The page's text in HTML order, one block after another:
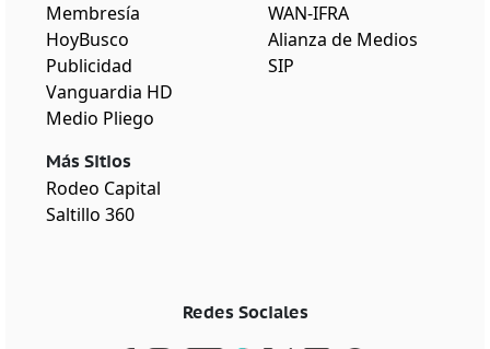
Membresía
HoyBusco
Publicidad
Vanguardia HD
Medio Pliego
Más Sitios
Rodeo Capital
Saltillo 360
WAN-IFRA
Alianza de Medios
SIP
Redes Sociales